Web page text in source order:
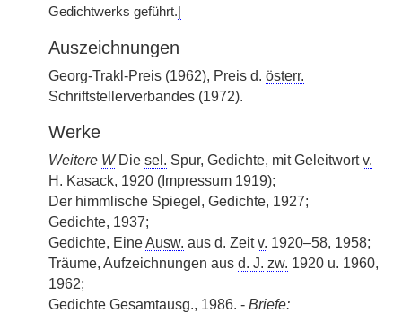
Gedichtwerks geführt.
Auszeichnungen
Georg-Trakl-Preis (1962), Preis d. österr.
Schriftstellerverbandes (1972).
Werke
Weitere WDie sel. Spur, Gedichte, mit Geleitwortv.
H. Kasack, 1920 (Impressum 1919);
Der himmlische Spiegel, Gedichte, 1927;
Gedichte, 1937;
Gedichte, EineAusw. aus d. Zeitv. 1920–58, 1958;
Träume, Aufzeichnungen aus d. J. zw. 1920 u. 1960,
1962;
Gedichte Gesamtausg., 1986. - Briefe: